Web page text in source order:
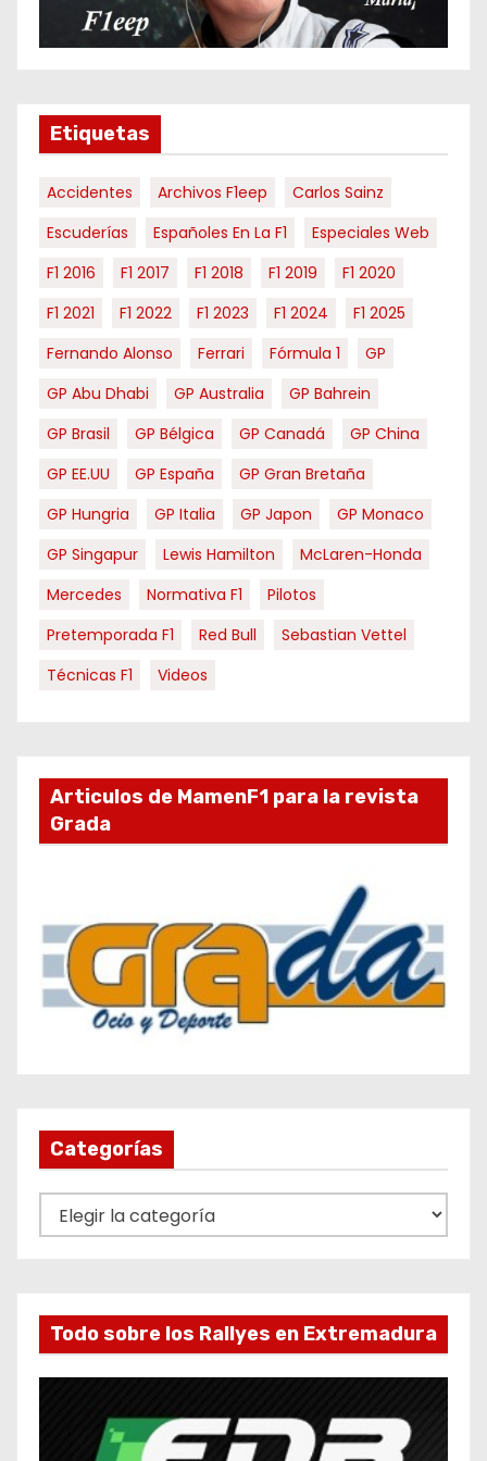
s
Etiquetas
Accidentes Archivos F1eep
Carlos Sainz
Escuderías
Españoles En La F1
Especiales Web
F1 2016
F1 2017 F1 2018 F1 2019
F1 2020
F1 2021
F1 2022 F1 2023 F1 2024
F1 2025
Fernando Alonso
Ferrari Fórmula 1
GP
GP Abu Dhabi
GP Australia
GP Bahrein
GP Brasil
GP Bélgica GP Canadá
GP China
GP EE.UU
GP España
GP Gran Bretaña
GP Hungria
GP Italia GP Japon
GP Monaco
GP Singapur
Lewis Hamilton
McLaren-Honda
Mercedes
Normativa F1
Pilotos
Pretemporada F1
Red Bull
Sebastian Vettel
Técnicas F1
Videos
Articulos de MamenF1 para la revista
Grada
Categorías
a
o
Todo sobre los Rallyes en Extremadura